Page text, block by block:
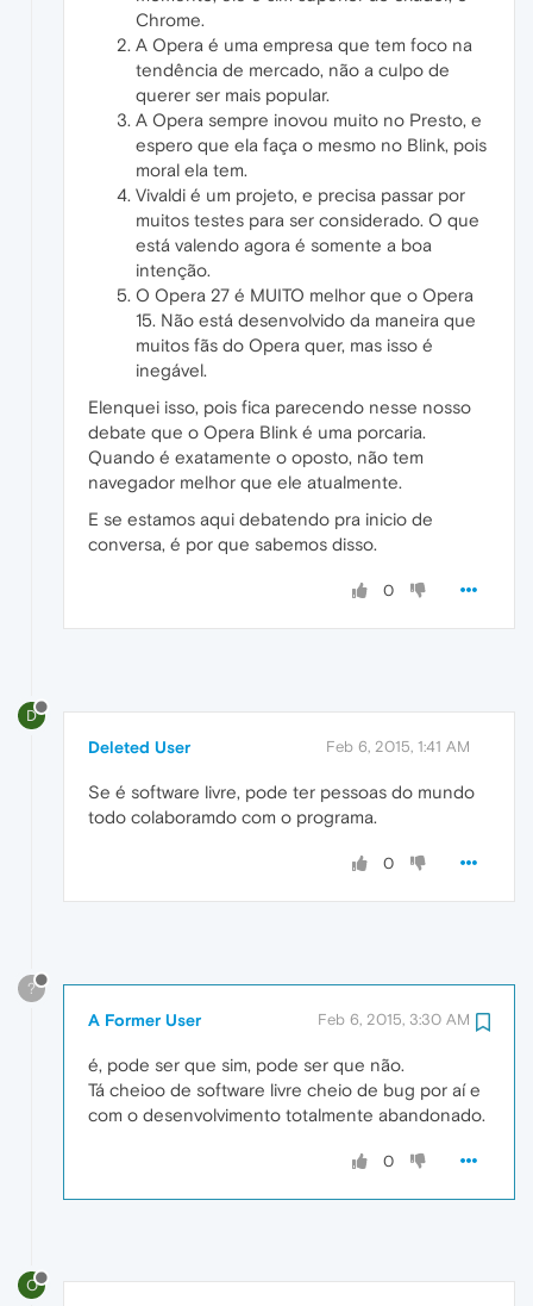
Chrome.
A Opera é uma empresa que tem foco na
tendência de mercado, não a culpo de
querer ser mais popular.
A Opera sempre inovou muito no Presto, e
espero que ela faça o mesmo no Blink, pois
moral ela tem.
Vivaldi é um projeto, e precisa passar por
muitos testes para ser considerado. O que
está valendo agora é somente a boa
intenção.
O Opera 27 é MUITO melhor que o Opera
15. Não está desenvolvido da maneira que
muitos fãs do Opera quer, mas isso é
inegável.
Elenquei isso, pois fica parecendo nesse nosso
debate que o Opera Blink é uma porcaria.
Quando é exatamente o oposto, não tem
navegador melhor que ele atualmente.
E se estamos aqui debatendo pra inicio de
conversa, é por que sabemos disso.
0
D
Deleted User Feb 6, 2015, 1:41 AM
Se é software livre, pode ter pessoas do mundo
todo colaboramdo com o programa.
0
?
A Former User Feb 6, 2015, 3:30 AM
é, pode ser que sim, pode ser que não.
Tá cheioo de software livre cheio de bug por aí e
com o desenvolvimento totalmente abandonado.
0
O